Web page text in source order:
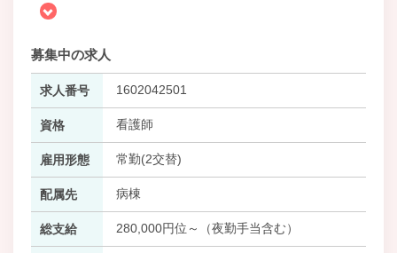
募集中の求人
求人番号 1602042501
資格 看護師
雇用形態 常勤(2交替)
配属先 病棟
総支給 280,000円位～（夜勤手当含む）